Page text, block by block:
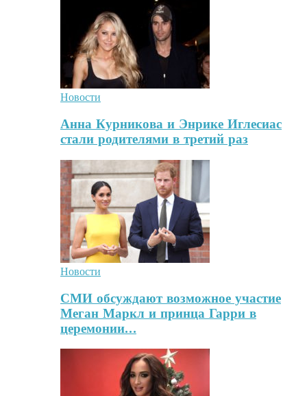
Новости
Анна Курникова и Энрике Иглесиас
стали родителями в третий раз
Новости
СМИ обсуждают возможное участие
Меган Маркл и принца Гарри в
церемонии…